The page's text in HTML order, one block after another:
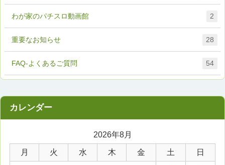
FAQ-よくあるご質問 54
わが家のパチスロ動画館 2
重要なお知らせ 28
2026年8月
月 火 水 木 金 土 日